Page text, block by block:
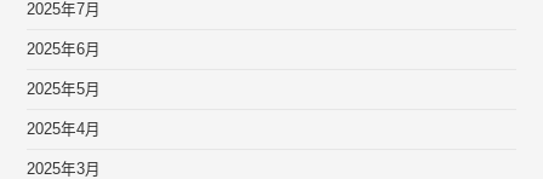
2025年7月
2025年6月
2025年5月
2025年4月
2025年3月